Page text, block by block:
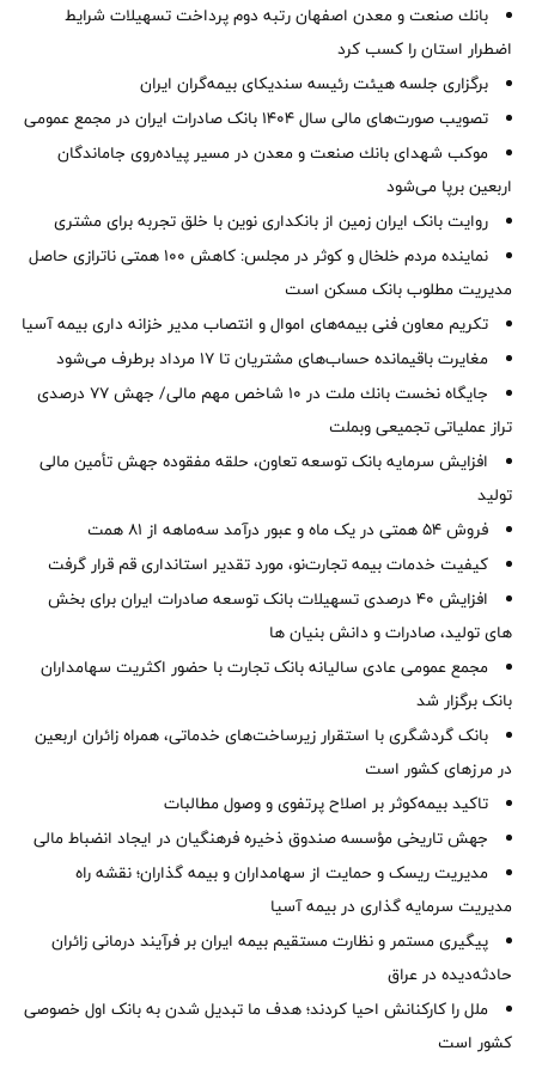
بانك صنعت و معدن اصفهان رتبه دوم پرداخت تسهیلات شرایط
اضطرار استان را كسب كرد
برگزاری جلسه هیئت رئیسه سندیکای بیمه‌گران ایران
تصویب صورت‌های مالی سال ۱۴۰۴ بانک صادرات ایران در مجمع عمومی
موكب شهدای بانك صنعت و معدن در مسیر پیاده‌روی جاماندگان
اربعین برپا می‌شود
روایت بانک ایران زمین از بانکداری نوین با خلق تجربه برای مشتری
نماینده مردم خلخال و کوثر در مجلس: کاهش ۱۰۰ همتی ناترازی حاصل
مدیریت مطلوب بانک مسکن است
تکریم معاون فنی بیمه‌های اموال و انتصاب مدیر خزانه داری بیمه آسیا
مغایرت‌ باقیمانده حساب‌های مشتریان تا ۱۷ مرداد برطرف می‌شود
جایگاه نخست بانك ملت در 10 شاخص مهم مالی/ جهش 77 درصدی
تراز عملیاتی تجمیعی وبملت
افزایش سرمایه بانک توسعه تعاون، حلقه مفقوده جهش تأمین مالی
تولید
فروش 54 همتی در یک ماه و عبور درآمد سه‌ماهه از 81 همت
کیفیت خدمات بیمه تجارت‌نو، مورد تقدیر استانداری قم قرار گرفت
افزایش 40 درصدی تسهیلات بانک توسعه صادرات ایران برای بخش
های تولید، صادرات و دانش بنیان ها
مجمع عمومی عادی سالیانه بانک تجارت با حضور اکثریت سهامداران
بانک برگزار شد
بانک گردشگری با استقرار زیرساخت‌های خدماتی، همراه زائران اربعین
در مرزهای کشور است
تاکید بیمه‌کوثر بر اصلاح پرتفوی و وصول مطالبات ‌
جهش تاریخی مؤسسه صندوق ذخیره فرهنگیان در ایجاد انضباط مالی
مدیریت ریسک و حمایت از سهامداران و بیمه گذاران؛ نقشه راه
مدیریت سرمایه گذاری در بیمه آسیا
پیگیری مستمر و نظارت مستقیم بیمه ایران بر فرآیند درمانی زائران
حادثه‌دیده در عراق
ملل را کارکنانش احیا کردند؛ هدف ما تبدیل شدن به بانک اول خصوصی
کشور است